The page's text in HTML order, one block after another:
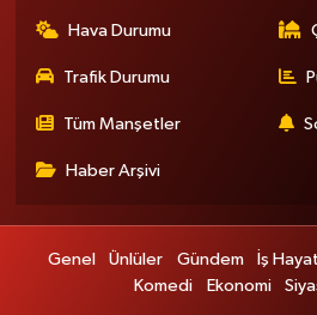
Hava Durumu
Trafik Durumu
Tüm Manşetler
Haber Arşivi
Genel Ünlüler Gündem İş
Komedi
Ekonomi